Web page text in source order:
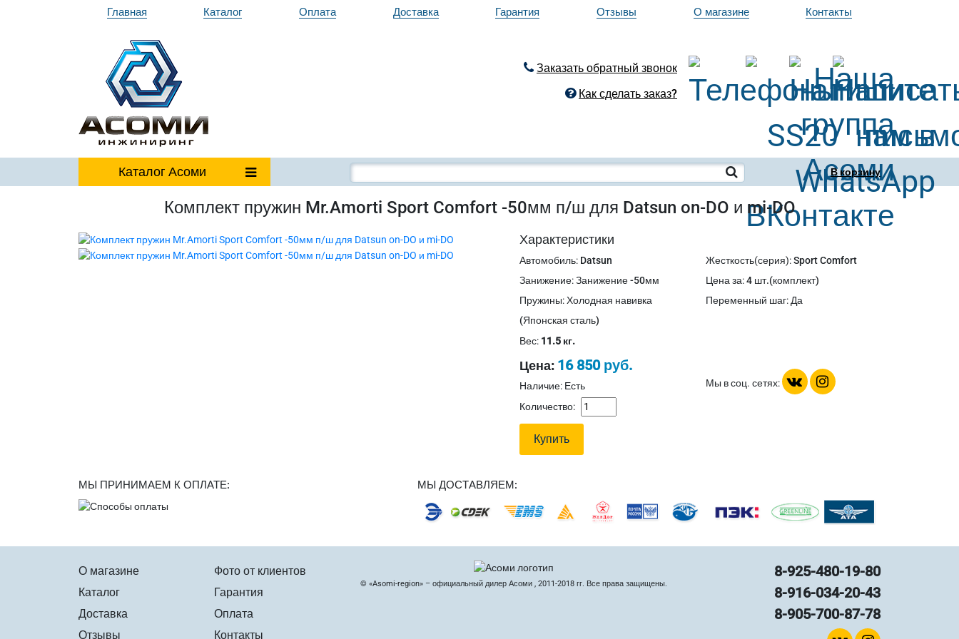
Главная Каталог Оплата Доставка Гарантия Отзывы О магазине Контакты
Заказать обратный звонок
Как сделать заказ?
Каталог Асоми В корзину
Комплект пружин Mr.Amorti Sport Comfort -50мм п/ш для Datsun on-DO и mi-DO
Характеристики
Автомобиль: Datsun Жесткость(серия):Sport Comfort
Занижение:Занижение -50мм Цена за:4 шт.(комплект)
Пружины:Холодная навивка
(Японская сталь)
Переменный шаг: Да
Вес: 11.5 кг.
Цена: 16 850 руб.
Наличие: Есть
Количество:
Мы в соц. сетях:
МЫ ПРИНИМАЕМ К ОПЛАТЕ: МЫ ДОСТАВЛЯЕМ:
О магазине
Каталог
Доставка
Отзывы
Фото от клиентов
Гарантия
Оплата
Контакты
© «Asomi-region» – официальный дилер Асоми , 2011-2018 гг. Все права защищены.
8-925-480-19-80
8-916-034-20-43
8-905-700-87-78